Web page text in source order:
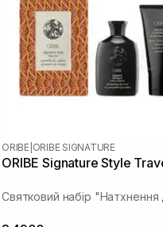
ORIBE ORIBE SIGNATURE
ORIBE Signature Style
Святковий набір "Натхнення